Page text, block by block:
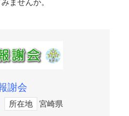
ませんか。
謝会
所在地 宮崎県